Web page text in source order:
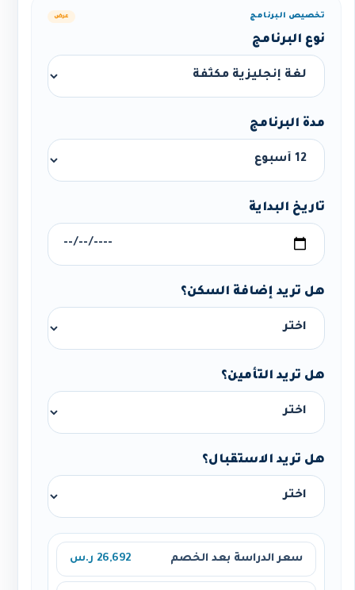
تخصيص البرنامج عرض
نوع البرنامج
مدة البرنامج
تاريخ البداية
هل تريد إضافة السكن؟
هل تريد التأمين؟
هل تريد الاستقبال؟
سعر الدراسة بعد الخصم 26,692 ر.س